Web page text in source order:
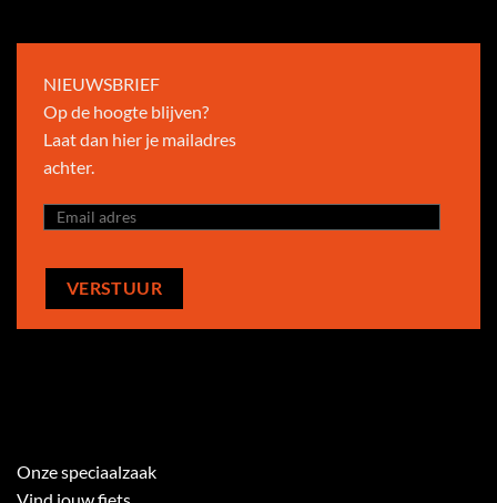
NIEUWSBRIEF
Op de hoogte blijven?
Laat dan hier je mailadres
achter.
Onze speciaalzaak